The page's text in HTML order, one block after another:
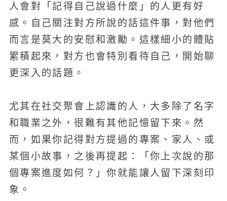
人會對「記得自己說過什麼」的人更有好
感。自己關注對方所說的話這件事，對他們
而言是莫大的安慰和激勵。這樣細小的體貼
累積起來，對方也會特別看待自己，開始聊
更深入的話題。
尤其在社交聚會上認識的人，大多除了名字
和職業之外，很難有其他記憶留下來。然
而，如果你記得對方提過的專案、家人、或
某個小故事，之後再提起：「你上次說的那
個專案進度如何？」你就能讓人留下深刻印
象。